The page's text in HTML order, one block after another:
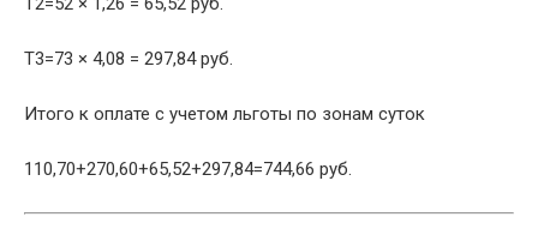
Т3=73 × 4,08 = 297,84 руб.
Итого к оплате с учетом льготы по зонам суток
110,70+270,60+65,52+297,84=744,66 руб.